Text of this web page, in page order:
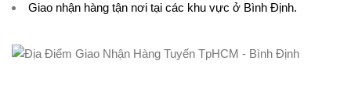
Giao nhận hàng tận nơi tại các khu vực ở Bình Định.